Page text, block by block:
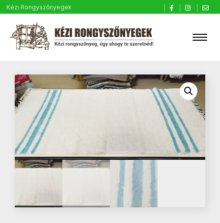
Kézi Rongyszőnyegek